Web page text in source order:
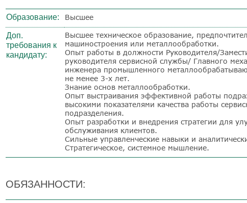
Образование: Высшее
Доп.
требования к
кандидату:
Высшее техническое образование,
машиностроения или металлообработки.
Опыт работы в должности Руководителя/
руководителя сервисной службы/ Главного
инженера промышленного
не менее 3-х лет.
Знание основ металлообработки.
Опыт выстраивания эффективной работы
высокими показателями качества работы
подразделения.
Опыт разработки и внедрения стратегии для
обслуживания клиентов.
Сильные управленческие навыки и
Стратегическое, системное мышление.
ОБЯЗАННОСТИ: